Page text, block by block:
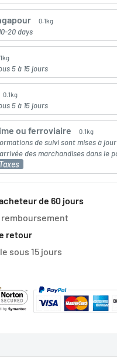
0.1kg
20 days
5 à 15 jours
0.1kg
5 à 15 jours
ou ferroviaire 0.1kg
de suivi sont mises à jour
des marchandises dans le
de 60 jours
remboursement
retour
sous 15 jours